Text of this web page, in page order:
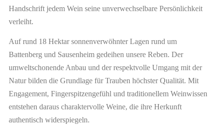
Handschrift jedem Wein seine unverwechselbare Persönlichkeit
verleiht.
Auf rund 18 Hektar sonnenverwöhnter Lagen rund um
Battenberg und Sausenheim gedeihen unsere Reben. Der
umweltschonende Anbau und der respektvolle Umgang mit der
Natur bilden die Grundlage für Trauben höchster Qualität. Mit
Engagement, Fingerspitzengefühl und traditionellem Weinwissen
entstehen daraus charaktervolle Weine, die ihre Herkunft
authentisch widerspiegeln.